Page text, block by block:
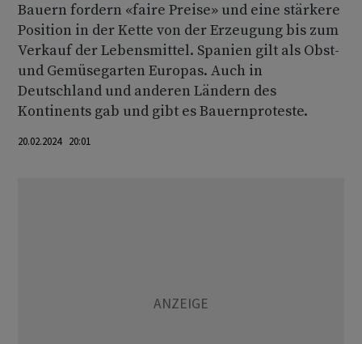
Bauern fordern «faire Preise» und eine stärkere
Position in der Kette von der Erzeugung bis zum
Verkauf der Lebensmittel. Spanien gilt als Obst-
und Gemüsegarten Europas. Auch in
Deutschland und anderen Ländern des
Kontinents gab und gibt es Bauernproteste.
20.02.2024 20:01